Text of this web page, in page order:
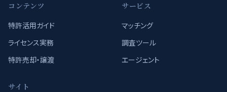
コンテンツ
特許活用ガイド
ライセンス実務
特許売却・譲渡
サービス
マッチング
調査ツール
エージェント
サイト